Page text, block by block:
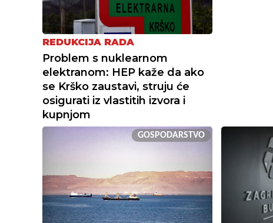
REDUKCIJA RADA
Problem s nuklearnom
elektranom: HEP kaže da ako
se Krško zaustavi, struju će
osigurati iz vlastitih izvora i
kupnjom
GOSPODARSTVO